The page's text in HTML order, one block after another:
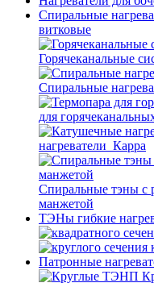
Спиральные
витковые
Горячеканальные
Спиральные
для
нагреватели_Карра
Спиральные тэны с
манжетой
ТЭНы гибкие
Патронные